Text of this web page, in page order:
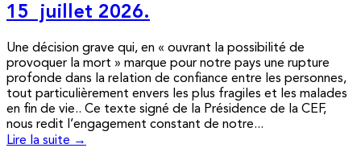
15 juillet 2026.
Une décision grave qui, en « ouvrant la possibilité de
provoquer la mort » marque pour notre pays une rupture
profonde dans la relation de confiance entre les personnes,
tout particulièrement envers les plus fragiles et les malades
en fin de vie.. Ce texte signé de la Présidence de la CEF,
nous redit l’engagement constant de notre...
Lire la suite →